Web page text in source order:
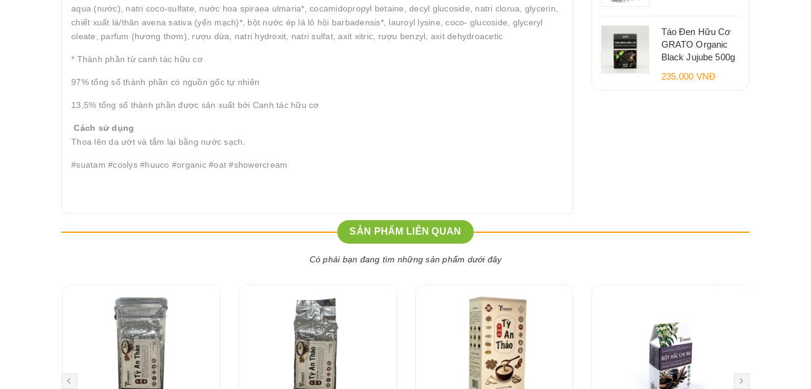
aqua (nước), natri coco-sulfate, nước hoa spiraea ulmaria*, cocamidopropyl betaine, decyl glucoside, natri clorua, glycerin,
chiết xuất lá/thân avena sativa (yến mạch)*, bột nước ép lá lô hội barbadensis*, lauroyl lysine, coco- glucoside, glyceryl
oleate, parfum (hương thơm), rượu dừa, natri hydroxit, natri sulfat, axit xitric, rượu benzyl, axit dehydroacetic
* Thành phần từ canh tác hữu cơ
97% tổng số thành phần có nguồn gốc tự nhiên
13,5% tổng số thành phần được sản xuất bởi Canh tác hữu cơ
Cách sử dụng
Thoa lên da ướt và tắm lại bằng nước sạch.
#suatam #coslys #huuco #organic #oat #showercream
Táo Đen Hữu Cơ
GRATO Organic
Black Jujube 500g
235.000 VNĐ
SẢN PHẨM LIÊN QUAN
Có phải bạn đang tìm những sản phẩm dưới đây